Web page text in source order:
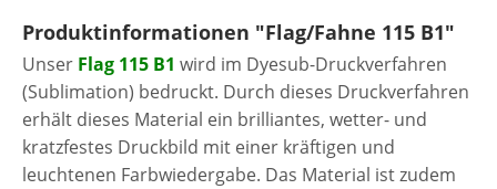
Produktinformationen "Flag/Fahne 115 B1"
Unser Flag 115 B1 wird im Dyesub-Druckverfahren
(Sublimation) bedruckt. Durch dieses Druckverfahren
erhält dieses Material ein brilliantes, wetter- und
kratzfestes Druckbild mit einer kräftigen und
leuchtenen Farbwiedergabe. Das Material ist zudem